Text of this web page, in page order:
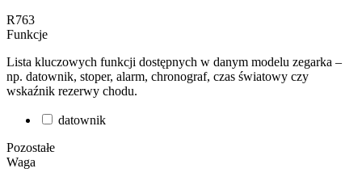
R763
Funkcje
Lista kluczowych funkcji dostępnych w danym modelu zegarka –
np. datownik, stoper, alarm, chronograf, czas światowy czy
wskaźnik rezerwy chodu.
datownik
Pozostałe
Waga